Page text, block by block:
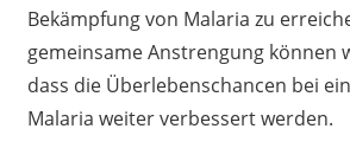
Bekämpfung von Malaria zu
gemeinsame Anstrengung können
dass die Überlebenschancen bei
Malaria weiter verbessert werden.